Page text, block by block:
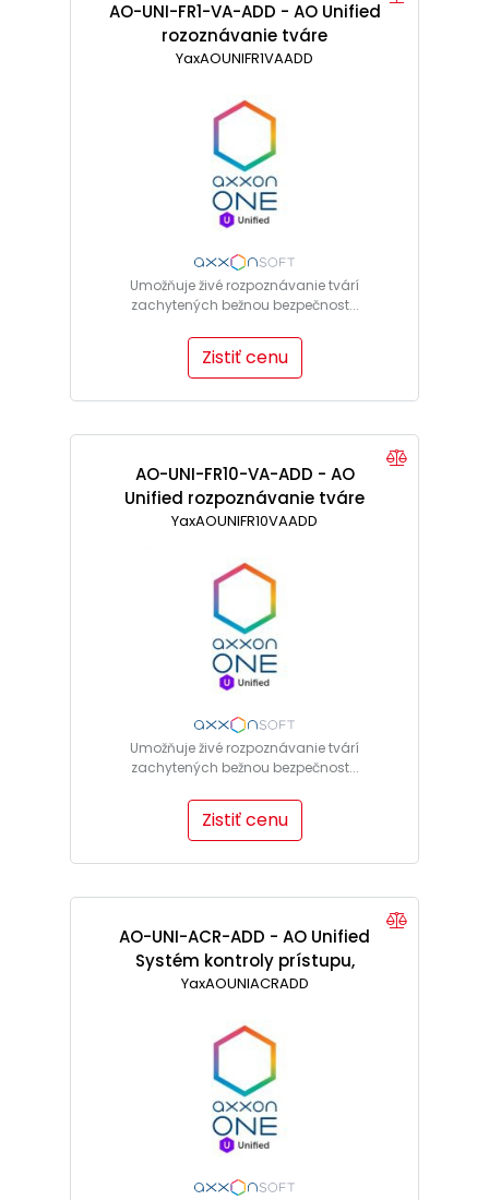
AO-UNI-FR1-VA-ADD - AO Unified
rozoznávanie tváre
YaxAOUNIFR1VAADD
Umožňuje živé rozpoznávanie tvárí
zachytených bežnou bezpečnost...
Zistiť cenu
AO-UNI-FR10-VA-ADD - AO
Unified rozpoznávanie tváre
YaxAOUNIFR10VAADD
Umožňuje živé rozpoznávanie tvárí
zachytených bežnou bezpečnost...
Zistiť cenu
AO-UNI-ACR-ADD - AO Unified
Systém kontroly prístupu,
licencia pre 1 čítačku
YaxAOUNIACRADD